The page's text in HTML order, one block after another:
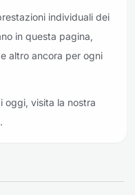
individuali dei
in questa pagina,
altro ancora per ogni
oggi, visita la nostra